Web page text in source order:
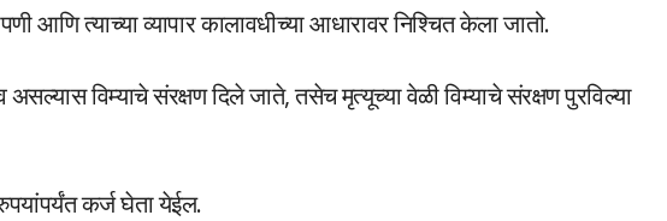
आणि त्याच्या व्यापार कालावधीच्या आधारावर निश्चित केला जातो.
विम्याचे संरक्षण दिले जाते, तसेच मृत्यूच्या वेळी विम्याचे संरक्षण पुरविल्या
कर्ज घेता येईल.